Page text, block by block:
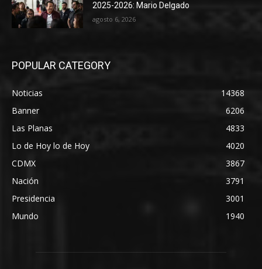
2025-2026: Mario Delgado
agosto 6, 2026
POPULAR CATEGORY
Noticias
14368
Banner
6206
Las Planas
4833
Lo de Hoy lo de Hoy
4020
CDMX
3867
Nación
3791
Presidencia
3001
Mundo
1940